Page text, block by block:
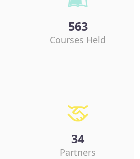
563
Courses Held
34
Partners